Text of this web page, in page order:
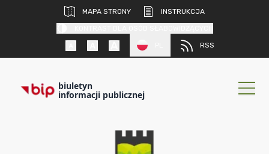
MAPA STRONY
INSTRUKCJA
RSS
biuletyn
informacji publicznej